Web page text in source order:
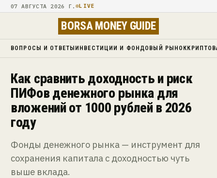
07 АВГУСТА 2026 Г. LIVE
BORSA MONEY GUIDE
ВОПРОСЫ И ОТВЕТЫ ИНВЕСТИЦИИ И ФОНДОВЫЙ РЫНОК
Как сравнить доходность и риск
ПИФов денежного рынка для
вложений от 1000 рублей в 2026
году
Фонды денежного рынка — инструмент для
сохранения капитала с доходностью чуть
выше вклада.